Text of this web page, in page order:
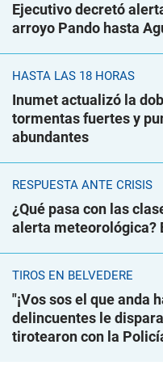
Ejecutivo decretó
arroyo Pando hasta
HASTA LAS 18 HORAS
Inumet actualizó la
tormentas fuertes y
abundantes
RESPUESTA ANTE CRISIS
¿Qué pasa con las
alerta meteorológica?
TIROS EN BELVEDERE
"¡Vos sos el que anda
delincuentes le
tirotearon con la